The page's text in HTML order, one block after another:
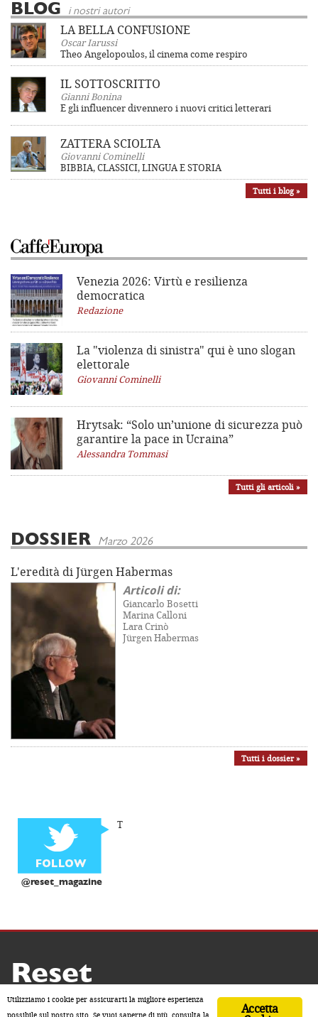
BLOG i nostri autori
LA BELLA CONFUSIONE
Oscar Iarussi
Theo Angelopoulos, il cinema come respiro
IL SOTTOSCRITTO
Gianni Bonina
E gli influencer divennero i nuovi critici letterari
ZATTERA SCIOLTA
Giovanni Cominelli
BIBBIA, CLASSICI, LINGUA E STORIA
Tutti i blog »
Venezia 2026: Virtù e resilienza
democratica
Redazione
La "violenza di sinistra" qui è uno slogan
elettorale
Giovanni Cominelli
Hrytsak: “Solo un’unione di sicurezza può
garantire la pace in Ucraina”
Alessandra Tommasi
Tutti gli articoli »
DOSSIER Marzo 2026
L'eredità di Jürgen Habermas
Articoli di:
Giancarlo Bosetti
Marina Calloni
Lara Crinò
Jürgen Habermas
Tutti i dossier »
@reset_magazine
T
Reset
Accetta
Utilizziamo i cookie per assicurarti la migliore esperienza
possibile sul nostro sito. Se vuoi saperne di più, consulta la